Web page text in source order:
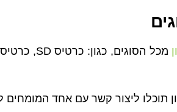
מכל הסוגים, כגון: כרטיס SD, כרטיס SDHC, כרטיס MICRO SD, כרטיס XD, כרטיס MINI SD,
תוכלו ליצור קשר עם אחד